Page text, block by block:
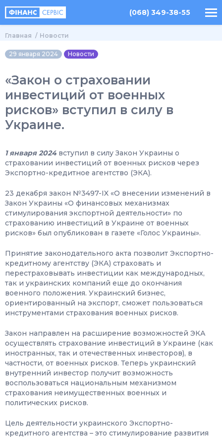
(068) 349-38-55
Главная Новости
29 января 2024 Новости
«Закон о страховании
инвестиций от военных
рисков» вступил в силу в
Украине.
1 января 2024 вступил в силу Закон Украины о
страховании инвестиций от военных рисков через
Экспортно-кредитное агентство (ЭКА).
23 декабря закон №3497-IX «О внесении изменений в
Закон Украины «О финансовых механизмах
стимулирования экспортной деятельности» по
страхованию инвестиций в Украине от военных
рисков» был опубликован в газете «Голос Украины».
Принятие законодательного акта позволит Экспортно-
кредитному агентству (ЭКА) страховать и
перестраховывать инвестиции как международных,
так и украинских компаний еще до окончания
военного положения. Украинский бизнес,
ориентированный на экспорт, сможет пользоваться
инструментами страхования военных рисков.
Закон направлен на расширение возможностей ЭКА
осуществлять страхование инвестиций в Украине (как
иностранных, так и отечественных инвесторов), в
частности, от военных рисков. Теперь украинский
внутренний инвестор получит возможность
воспользоваться национальным механизмом
страхования неимущественных военных и
политических рисков.
Цель деятельности украинского Экспортно-
кредитного агентства – это стимулирование развития